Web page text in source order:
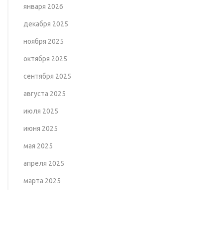
января 2026
декабря 2025
ноября 2025
октября 2025
сентября 2025
августа 2025
июля 2025
июня 2025
мая 2025
апреля 2025
марта 2025